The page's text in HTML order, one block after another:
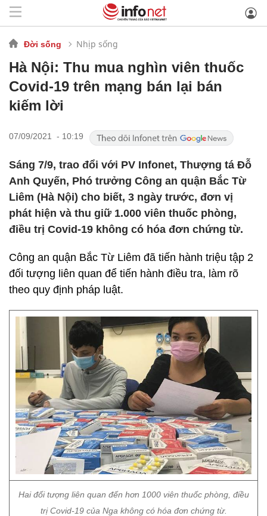
Đời sống Nhịp sống
Hà Nội: Thu mua nghìn viên thuốc
Covid-19 trên mạng bán lại bán
kiếm lời
07/09/2021 - 10:19
Sáng 7/9, trao đổi với PV Infonet, Thượng tá Đỗ
Anh Quyến, Phó trưởng Công an quận Bắc Từ
Liêm (Hà Nội) cho biết, 3 ngày trước, đơn vị
phát hiện và thu giữ 1.000 viên thuốc phòng,
điều trị Covid-19 không có hóa đơn chứng từ.
Công an quận Bắc Từ Liêm đã tiến hành triệu tập 2
đối tượng liên quan để tiến hành điều tra, làm rõ
theo quy định pháp luật.
Hai đối tượng liên quan đến hơn 1000 viên thuốc phòng, điều
trị Covid-19 của Nga không có hóa đơn chứng từ.